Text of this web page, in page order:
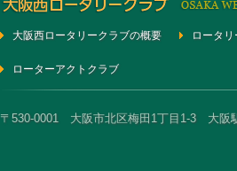
大阪西ロータリークラブの概要 ロータ
ローターアクトクラブ
〒530-0001 大阪市北区梅田1丁目1-3 大阪